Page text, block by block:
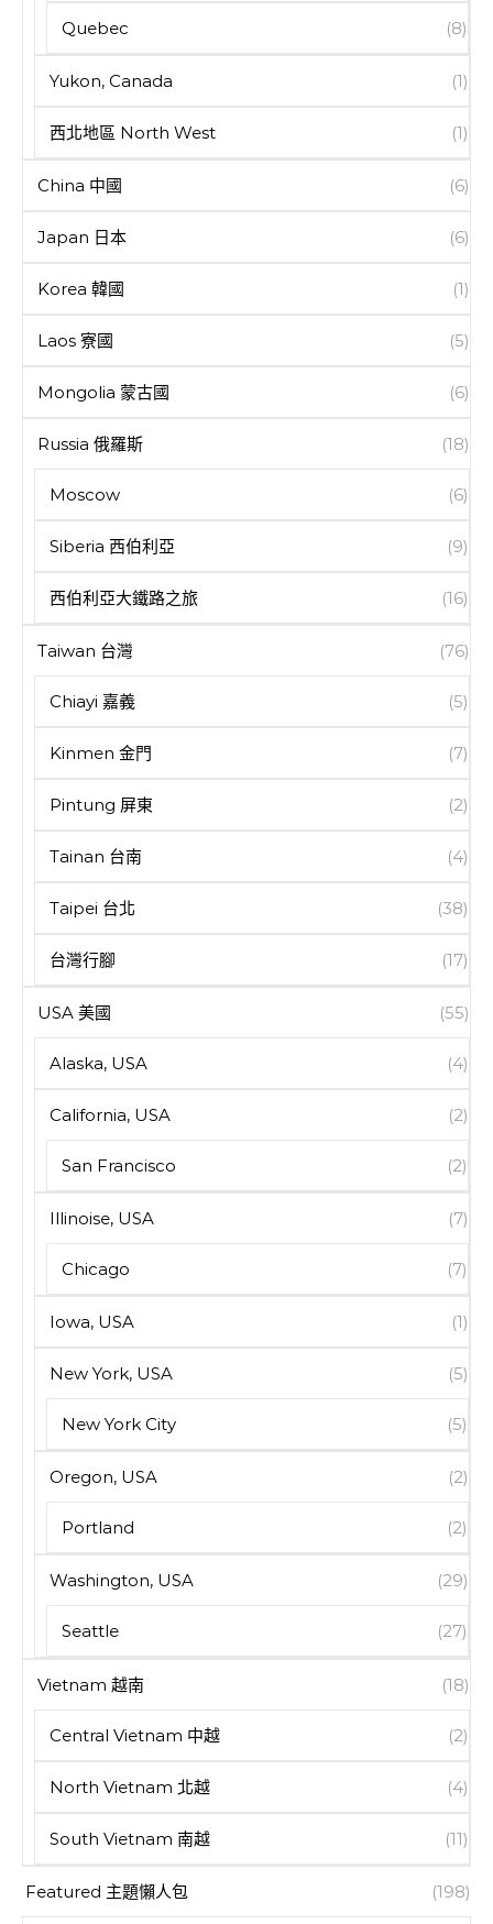
Quebec (8)
Yukon, Canada (1)
西北地區 North West (1)
China 中國 (6)
Japan 日本 (6)
Korea 韓國 (1)
Laos 寮國 (5)
Mongolia 蒙古國 (6)
Russia 俄羅斯 (18)
Moscow (6)
Siberia 西伯利亞 (9)
西伯利亞大鐵路之旅 (16)
Taiwan 台灣 (76)
Chiayi 嘉義 (5)
Kinmen 金門 (7)
Pintung 屏東 (2)
Tainan 台南 (4)
Taipei 台北 (38)
台灣行腳 (17)
USA 美國 (55)
Alaska, USA (4)
California, USA (2)
San Francisco (2)
Illinoise, USA (7)
Chicago (7)
Iowa, USA (1)
New York, USA (5)
New York City (5)
Oregon, USA (2)
Portland (2)
Washington, USA (29)
Seattle (27)
Vietnam 越南 (18)
Central Vietnam 中越 (2)
North Vietnam 北越 (4)
South Vietnam 南越 (11)
Featured 主題懶人包 (198)